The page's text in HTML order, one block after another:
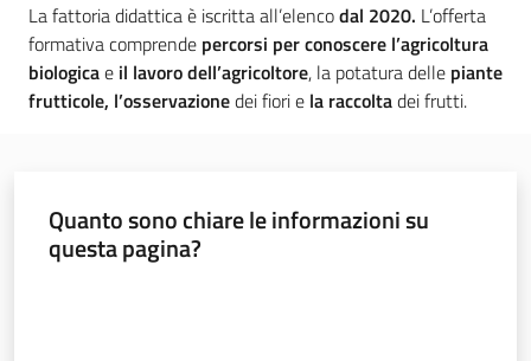
progetti
La fattoria didattica è iscritta all’elencodal 2020. L’offerta
formativa comprende percorsi per conoscere l’agricoltura
biologicae il lavoro dell’agricoltore, la potatura delle piante
frutticole, l’osservazionedei fiori e la raccoltadei frutti.
Quanto sono chiare le informazioni su
questa pagina?